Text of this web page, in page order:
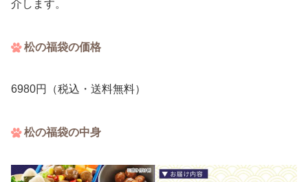
介します。
松の福袋の価格
6980円（税込・送料無料）
松の福袋の中身